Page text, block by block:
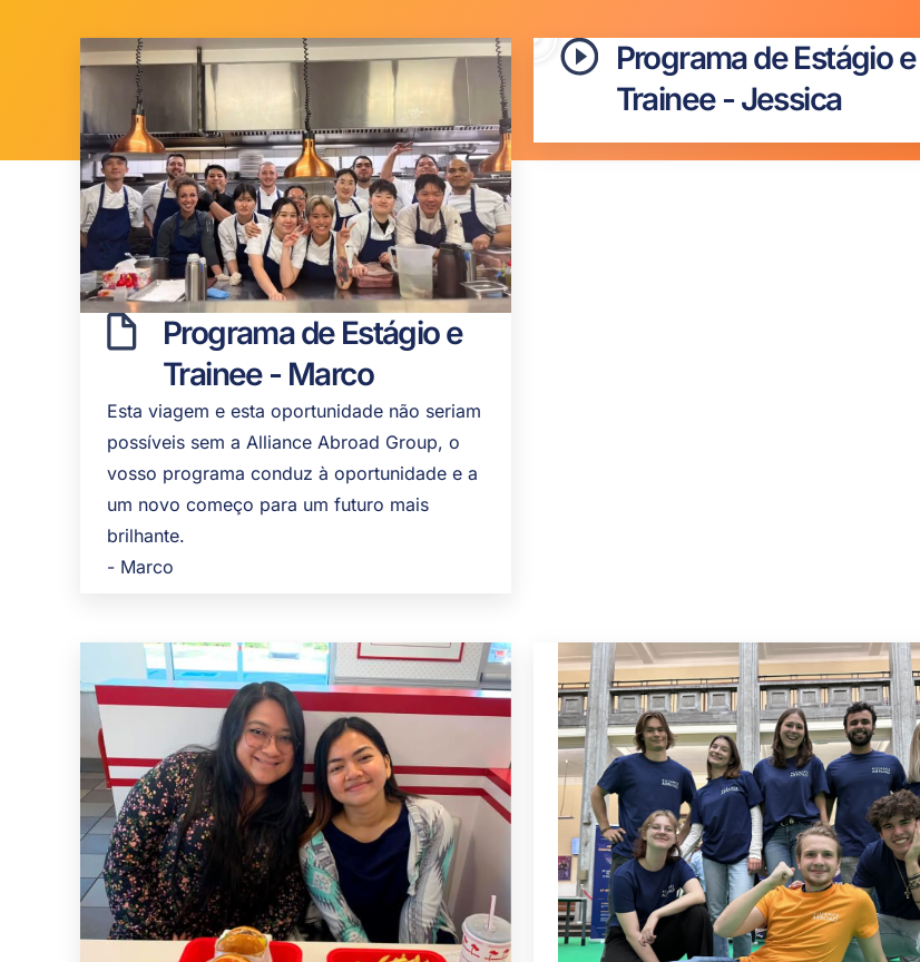
Programa de Estágio e
Trainee - Marco
Esta viagem e esta oportunidade não seriam
possíveis sem a Alliance Abroad Group, o
vosso programa conduz à oportunidade e a
um novo começo para um futuro mais
brilhante.
- Marco
Programa de Estágio e
Trainee - Jessica
Página
Página
Página
PáginaPáginaPágina
Página
Página
PáginaPágina